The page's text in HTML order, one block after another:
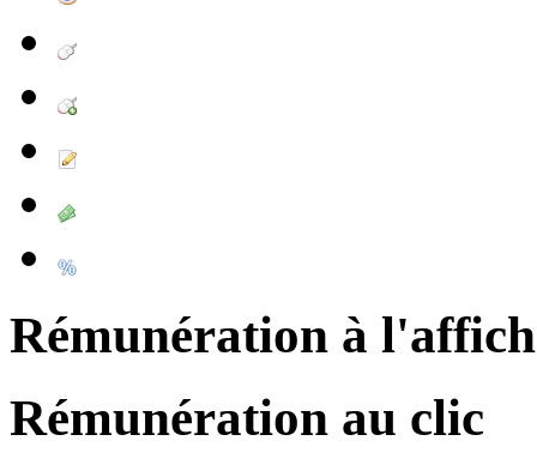
Rémunération à
Rémunération au clic